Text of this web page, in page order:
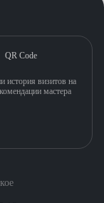
история визитов на
мастера